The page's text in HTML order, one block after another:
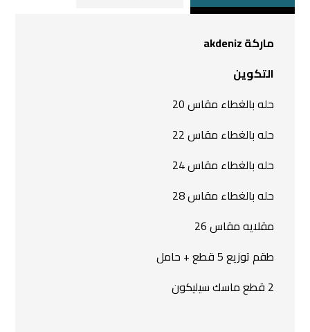
ماركة akdeniz
التكوين
حله بالغطاء مقاس 20
حله بالغطاء مقاس 22
حله بالغطاء مقاس 24
حله بالغطاء مقاس 28
مقلايه مقاس 26
طقم توزيع 5 قطع + حامل
2 قطع ماسك سيليكون